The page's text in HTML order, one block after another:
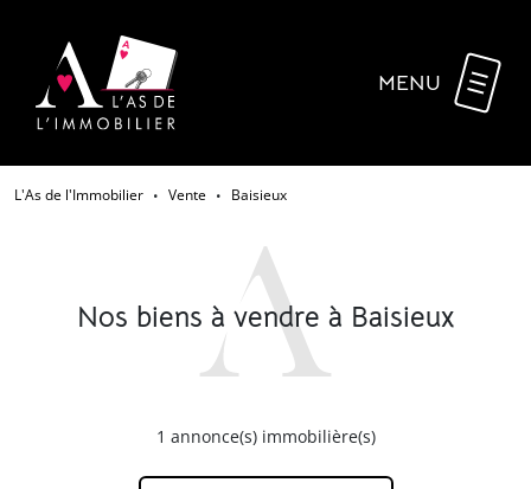
MENU
L'As de l'Immobilier • Vente • Baisieux
Nos biens à vendre à Baisieux
1 annonce(s) immobilière(s)